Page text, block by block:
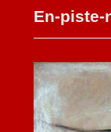
En-piste-